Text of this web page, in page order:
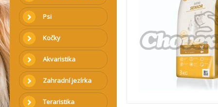
Psi
Kočky
Akvaristika
Zahradní jezírka
Teraristika